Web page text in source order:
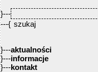
}---
---{
}---aktualności
}---informacje
}---kontakt